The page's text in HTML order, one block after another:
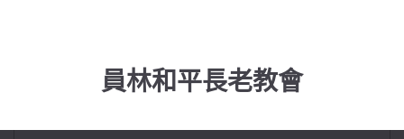
員林和平長老教會